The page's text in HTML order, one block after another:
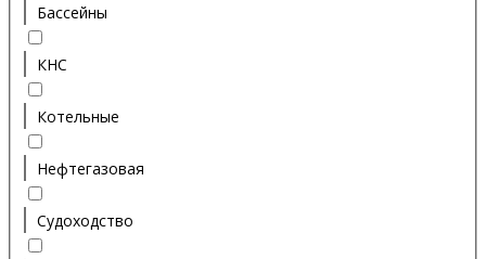
Бассейны
КНС
Котельные
Нефтегазовая
Судоходство